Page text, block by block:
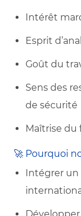
Intérêt
Esprit
Goût du
Sens des
de sécurité
Maîtrise du
🚀 Pourquoi
Intégrer un